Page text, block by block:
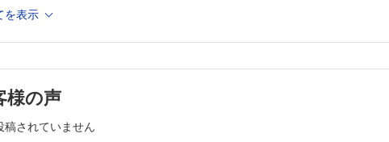
でみる緑内障性乳頭所見 （東出朋巳）
による緑内障診断 （白柏基宏）
による緑内障診断 大久保真司 95
を表示
様の声
稿されていません